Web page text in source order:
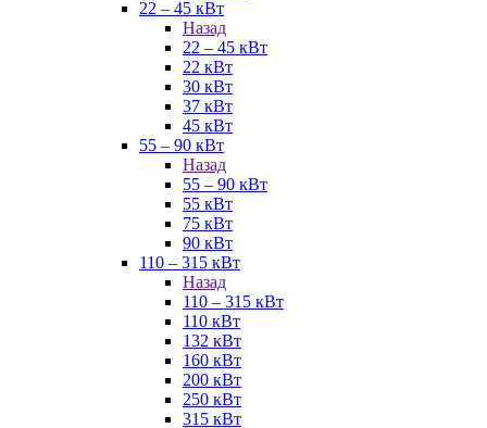
22 – 45 кВт
Назад
22 – 45 кВт
22 кВт
30 кВт
37 кВт
45 кВт
55 – 90 кВт
Назад
55 – 90 кВт
55 кВт
75 кВт
90 кВт
110 – 315 кВт
Назад
110 – 315 кВт
110 кВт
132 кВт
160 кВт
200 кВт
250 кВт
315 кВт